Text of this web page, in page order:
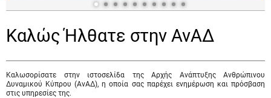
Καλώς Ήλθατε στην ΑνΑΔ
Καλωσορίσατε στην ιστοσελίδα της Αρχής Ανάπτυξης Ανθρώπινου
Δυναμικού Κύπρου (ΑνΑΔ), η οποία σας παρέχει ενημέρωση και πρόσβαση
στις υπηρεσίες της.